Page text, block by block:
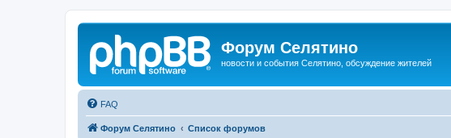
Форум Селятино
новости и события Селятино, обсуждение жителей
FAQ
Форум Селятино Список форумов